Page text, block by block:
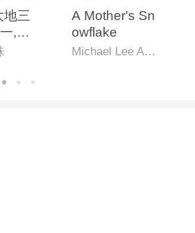
地三
,英
A Mother's Sn
owflake
Michael Lee Ables Jr.